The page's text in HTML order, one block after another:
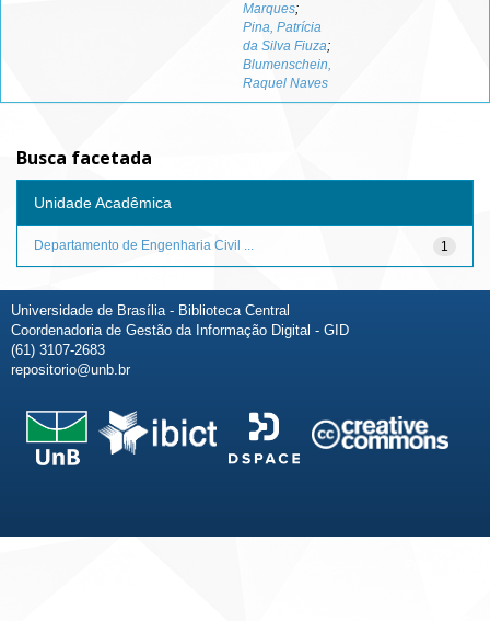
Marques;
Pina, Patrícia
da Silva Fiuza;
Blumenschein,
Raquel Naves
Busca facetada
Unidade Acadêmica
1
Departamento de Engenharia Civil ...
Universidade de Brasília - Biblioteca Central
Coordenadoria de Gestão da Informação Digital - GID
(61) 3107-2683
repositorio@unb.br